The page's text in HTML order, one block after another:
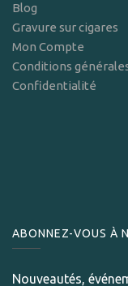
Blog
Gravure sur cigares
Mon Compte
Conditions
Confidentialité
ABONNEZ-VOUS À
Nouveautés,